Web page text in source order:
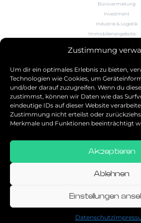
Zustimmung
Um dir ein optimales Erlebnis zu bieten,
Technologien wie Cookies, um
und/oder darauf zuzugreifen. Wenn du
zustimmst, können wir Daten wie das
eindeutige IDs auf dieser Website
Zustimmung nicht erteilst oder
Merkmale und Funktionen beeinträchtigt
Akzeptieren
Ablehnen
Einstellungen
Datenschutz
Bürovermietung
Investment
Industrie & Logistik
Immobilienangebote
Wissen
5.0
Bestbewerteter
verifiziert von:
Allgemeine